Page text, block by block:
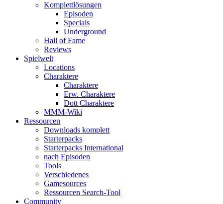
Komplettlösungen
Episoden
Specials
Underground
Hall of Fame
Reviews
Spielwelt
Locations
Charaktere
Charaktere
Erw. Charaktere
Dott Charaktere
MMM-Wiki
Ressourcen
Downloads komplett
Starterpacks
Starterpacks International
nach Episoden
Tools
Verschiedenes
Gamesources
Ressourcen Search-Tool
Community